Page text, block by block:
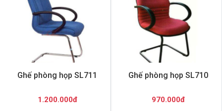
Ghế phòng họp SL711
1.200.000đ
Ghế phòng họp SL710
970.000đ